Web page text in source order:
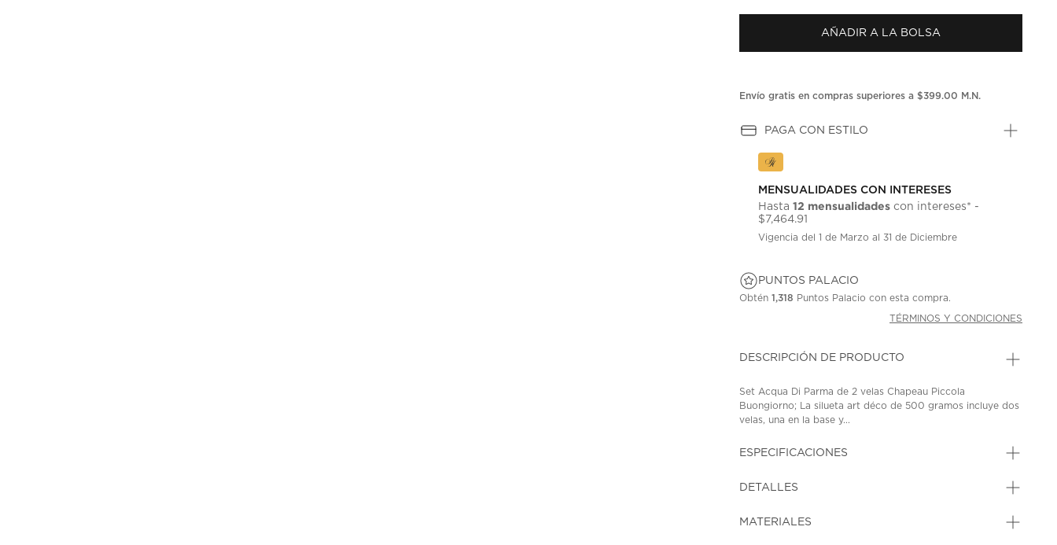
puntuación.
en
la
AÑADIR A LA BOLSA
Envío gratis en compras superiores a $399.00 M.N.
PAGA CON ESTILO
MENSUALIDADES CON INTERESES
Hasta12 mensualidades con intereses* -
$7,464.91
Vigencia del 1 de Marzo al 31 de Diciembre
PUNTOS PALACIO
Obtén1,318 Puntos Palacio con esta compra.
TÉRMINOS Y CONDICIONES
DESCRIPCIÓN DE PRODUCTO
Set Acqua Di Parma de 2 velas Chapeau Piccola
Buongiorno; La silueta art déco de 500 gramos incluye dos
velas, una en la base y...
ESPECIFICACIONES
DETALLES
MATERIALES